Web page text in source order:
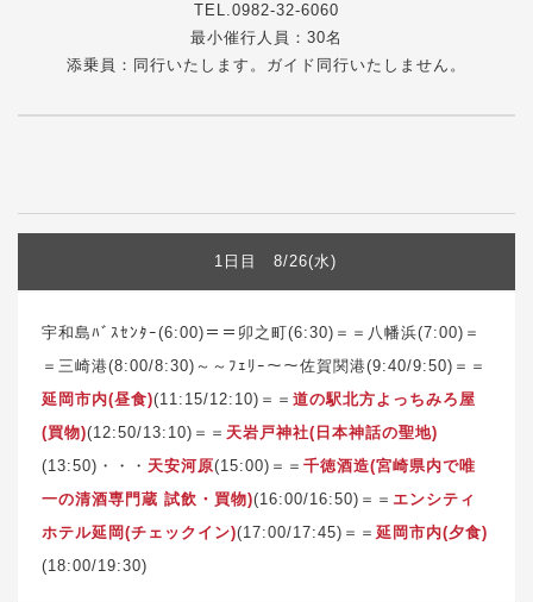
TEL.0982-32-6060
最小催行人員：30名
添乗員：同行いたします。ガイド同行いたしません。
1日目 8/26(水)
宇和島ﾊﾞｽｾﾝﾀｰ(6:00)＝＝卯之町(6:30)＝＝八幡浜(7:00)＝
＝三崎港(8:00/8:30)～～ﾌｪﾘｰ～～佐賀関港(9:40/9:50)＝＝
延岡市内(昼食)(11:15/12:10)＝＝ 道の駅北方よっちみろ屋
(買物)(12:50/13:10)＝＝ 天岩戸神社(日本神話の聖地)
(13:50)・・・ 天安河原(15:00)＝＝ 千徳酒造(宮崎県内で唯
一の清酒専門蔵 試飲・買物)(16:00/16:50)＝＝ エンシティ
ホテル延岡(チェックイン)(17:00/17:45)＝＝ 延岡市内(夕食)
(18:00/19:30)